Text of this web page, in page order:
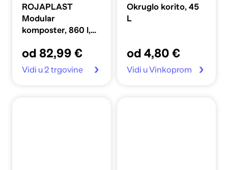
ROJAPLAST
Modular
komposter, 860 l,
od 82,99 €
Vidi u 2 trgovine
Okruglo korito, 45
L
od 4,80 €
Vidi u Vinkoprom